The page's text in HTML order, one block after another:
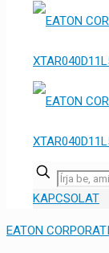
KAPCSOLAT
EATON